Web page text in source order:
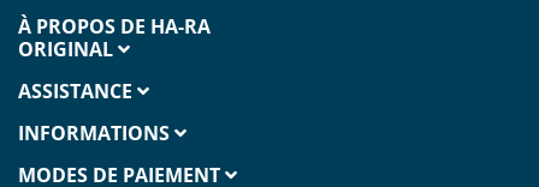
À PROPOS DE HA-RA
ORIGINAL
ASSISTANCE
INFORMATIONS
MODES DE PAIEMENT